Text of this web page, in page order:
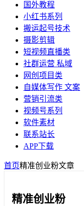
国外教程
小红书系列
搬运起号技术
摄影剪辑
短视频直播类
社群运营 私域
网创项目类
自媒体写作 文案
营销引流类
视频号系列
软件素材
联系站长
APP下载
首页精准创业粉文章
精准创业粉